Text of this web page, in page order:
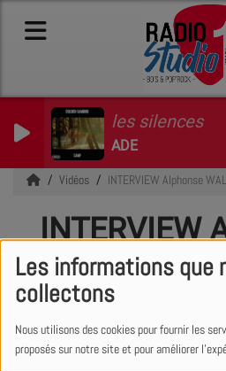
Les informations que
collectons
Nous utilisons des cookies pour fournir les
proposés sur notre site et pour améliorer
les silences
ADE
Vidéos INTERVIEW Alphonse
INTERVIEW
WALTER